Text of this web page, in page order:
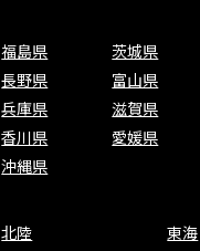
福島県 茨城県
長野県 富山県
兵庫県 滋賀県
香川県 愛媛県
沖縄県
北陸
東海